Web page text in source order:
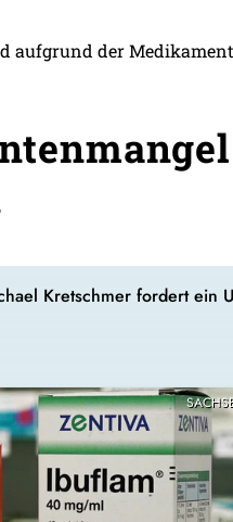
aufgrund der
Kretschmer fordert